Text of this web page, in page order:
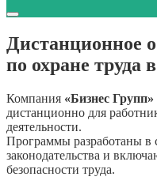
Дистанционное
по охране труда
Компания «Бизнес Групп»
дистанционно для
деятельности.
Программы разработаны в
законодательства и
безопасности труда.